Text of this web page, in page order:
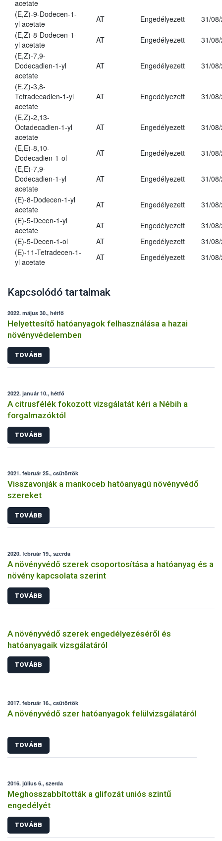
acetate
(E,Z)-9-Dodecen-1-
yl acetate
AT Engedélyezett
31/
(E,Z)-8-Dodecen-1-
yl acetate
AT Engedélyezett
31/
(E,Z)-7,9-
Dodecadien-1-yl
acetate
AT Engedélyezett 31/
(E,Z)-3,8-
Tetradecadien-1-yl
acetate
AT Engedélyezett 31/
(E,Z)-2,13-
Octadecadien-1-yl
acetate
AT Engedélyezett 31/
(E,E)-8,10-
Dodecadien-1-ol
AT Engedélyezett
31/
(E,E)-7,9-
Dodecadien-1-yl
acetate
AT Engedélyezett 31/
(E)-8-Dodecen-1-yl
acetate
AT Engedélyezett
31/
(E)-5-Decen-1-yl
acetate
AT Engedélyezett
31/
(E)-5-Decen-1-ol
AT Engedélyezett
31/
(E)-11-Tetradecen-1-
yl acetate
AT Engedélyezett 31/
Kapcsolódó tartalmak
2022. május 30., hétfő
Helyettesítő hatóanyagok felhasználása a hazai
növényvédelemben
TOVÁBB
2022. január 10., hétfő
A citrusfélék fokozott vizsgálatát kéri a Nébih a
forgalmazóktól
TOVÁBB
2021. február 25., csütörtök
Visszavonják a mankoceb hatóanyagú növényvédő
szereket
TOVÁBB
2020. február 19., szerda
A növényvédő szerek csoportosítása a hatóanyag és a
növény kapcsolata szerint
TOVÁBB
A növényvédő szerek engedélyezéséről és
hatóanyagaik vizsgálatáról
TOVÁBB
2017. február 16., csütörtök
A növényvédő szer hatóanyagok felülvizsgálatáról
TOVÁBB
2016. július 6., szerda
Meghosszabbították a glifozát uniós szintű
engedélyét
TOVÁBB